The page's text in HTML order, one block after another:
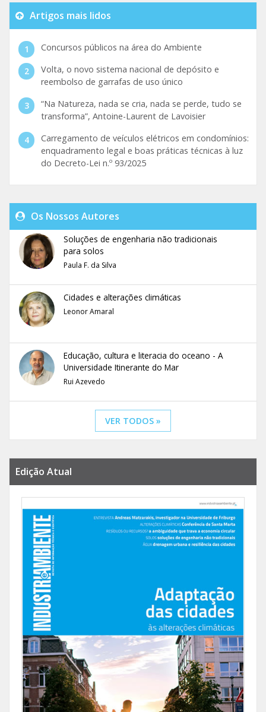
Artigos mais lidos
Concursos públicos na área do Ambiente
Volta, o novo sistema nacional de depósito e
reembolso de garrafas de uso único
“Na Natureza, nada se cria, nada se perde, tudo se
transforma”, Antoine-Laurent de Lavoisier
Carregamento de veículos elétricos em condomínios:
enquadramento legal e boas práticas técnicas à luz
do Decreto-Lei n.º 93/2025
Os Nossos Autores
Soluções de engenharia não tradicionais
para solos
Paula F. da Silva
Cidades e alterações climáticas
Leonor Amaral
Educação, cultura e literacia do oceano - A
Universidade Itinerante do Mar
Rui Azevedo
VER TODOS »
Edição Atual